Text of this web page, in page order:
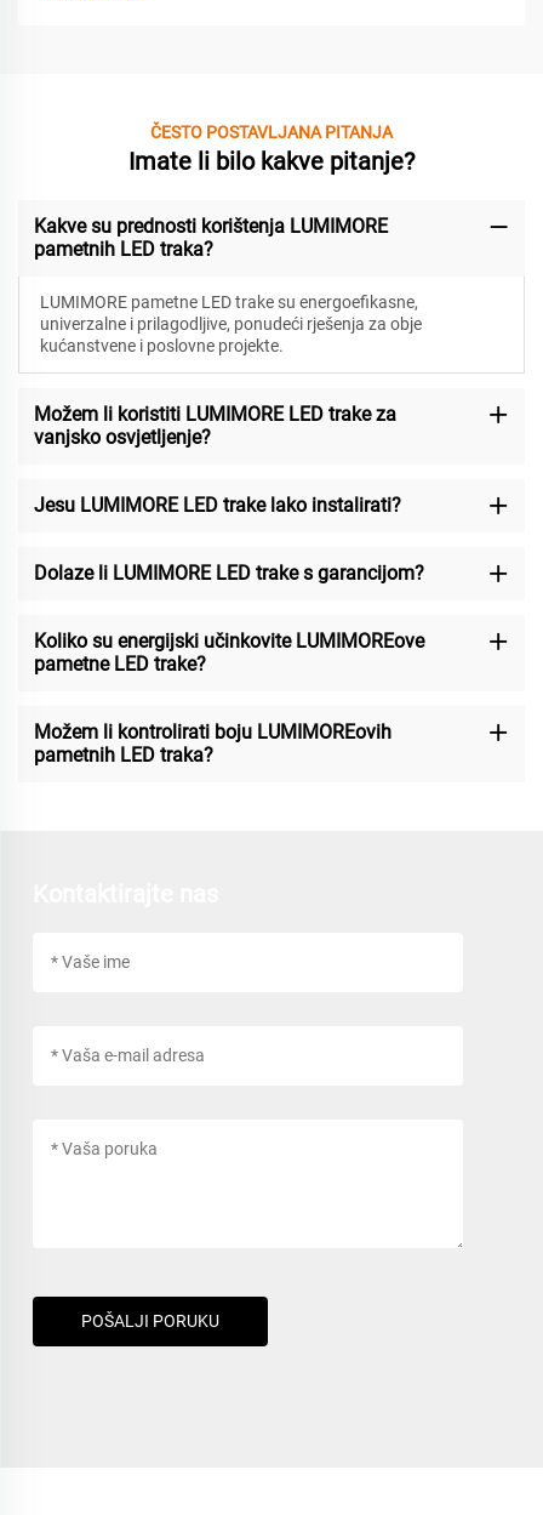
ČESTO POSTAVLJANA PITANJA
Imate li bilo kakve pitanje?
Kakve su prednosti korištenja LUMIMORE
pametnih LED traka?
LUMIMORE pametne LED trake su energoefikasne,
univerzalne i prilagodljive, ponudeći rješenja za obje
kućanstvene i poslovne projekte.
Možem li koristiti LUMIMORE LED trake za
vanjsko osvjetljenje?
Jesu LUMIMORE LED trake lako instalirati?
Dolaze li LUMIMORE LED trake s garancijom?
Koliko su energijski učinkovite LUMIMOREove
pametne LED trake?
Možem li kontrolirati boju LUMIMOREovih
pametnih LED traka?
POŠALJI PORUKU